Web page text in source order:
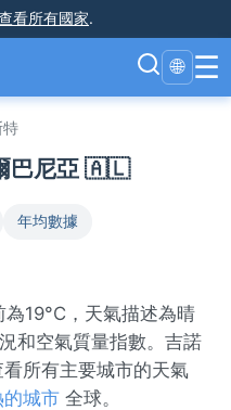
看所有國家.
🌐 ☰
特
巴尼亞 🇦🇱
年均數據
19°C，天氣描述為晴
和空氣質量指數。吉諾
所有主要城市的天氣
的城市 全球。